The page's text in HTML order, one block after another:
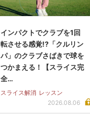
インパクトでクラブを1回
転させる感覚!?「クルリン
パ」のクラブさばきで球を
つかまえる！【スライス完
全…
スライス解消 レッスン
2026.08.06